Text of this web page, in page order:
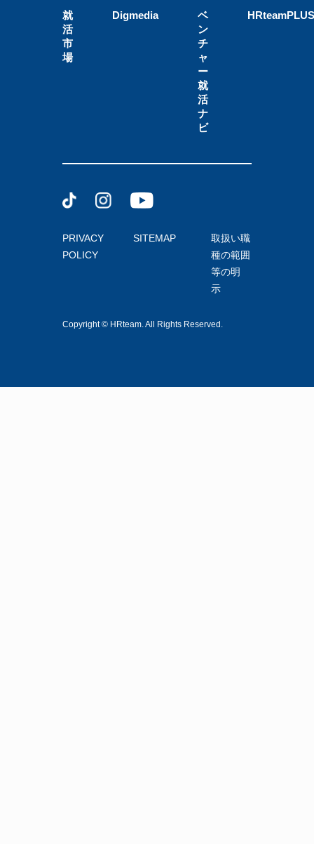
就
活
市
場
Digmedia
ベ
ン
チ
ャ
ー
就
活
ナ
ビ
HRteamPLUS
PRIVACY
POLICY
SITEMAP
取扱い職
種の範囲
等の明
示
Copyright © HRteam. All Rights Reserved.